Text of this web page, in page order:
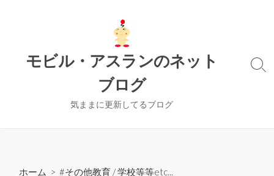
ッ
モビル・アスランのネット
ブログ
気ままに更新してるブログ
検
ホーム > #その他教育 /学校等等etc...